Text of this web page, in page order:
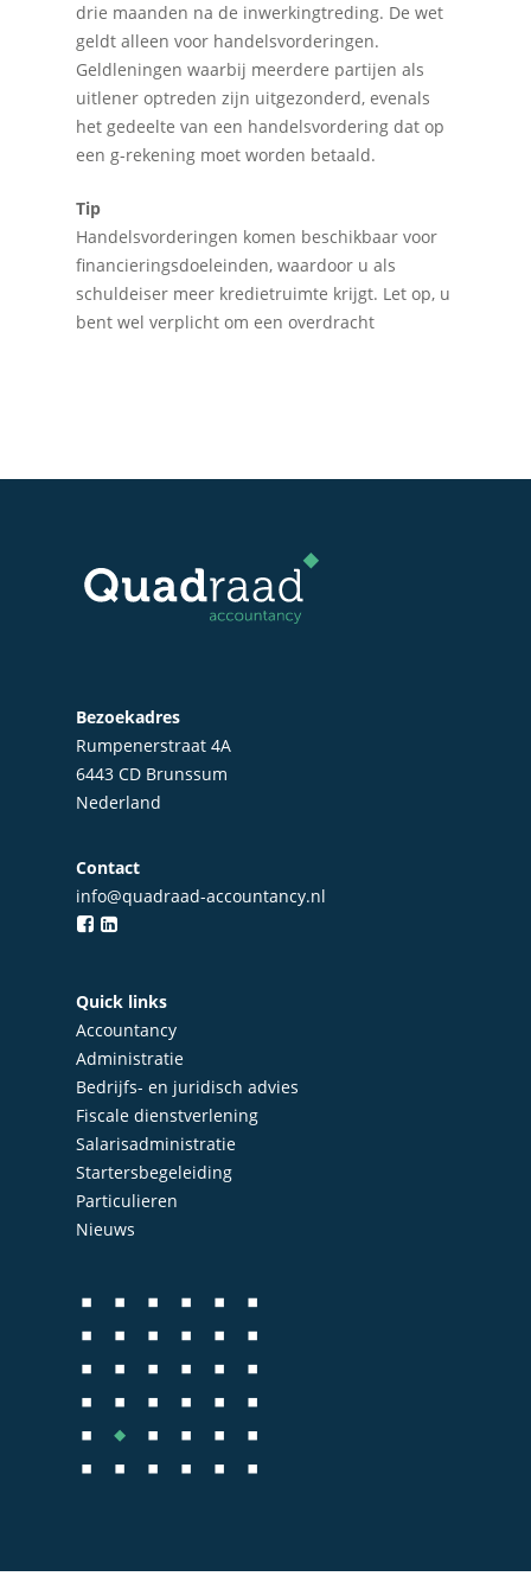
drie maanden na de inwerkingtreding. De wet
geldt alleen voor handelsvorderingen.
Geldleningen waarbij meerdere partijen als
uitlener optreden zijn uitgezonderd, evenals
het gedeelte van een handelsvordering dat op
een g-rekening moet worden betaald.
Tip
Handelsvorderingen komen beschikbaar voor
financieringsdoeleinden, waardoor u als
schuldeiser meer kredietruimte krijgt. Let op, u
bent wel verplicht om een overdracht
Bezoekadres
Rumpenerstraat 4A
6443 CD Brunssum
Nederland
Contact
info@quadraad-accountancy.nl
Quick links
Accountancy
Administratie
Bedrijfs- en juridisch advies
Fiscale dienstverlening
Salarisadministratie
Startersbegeleiding
Particulieren
Nieuws
Home
Over Quadraad
Diensten
Accountancy
Salarisadministratie
Nieuws